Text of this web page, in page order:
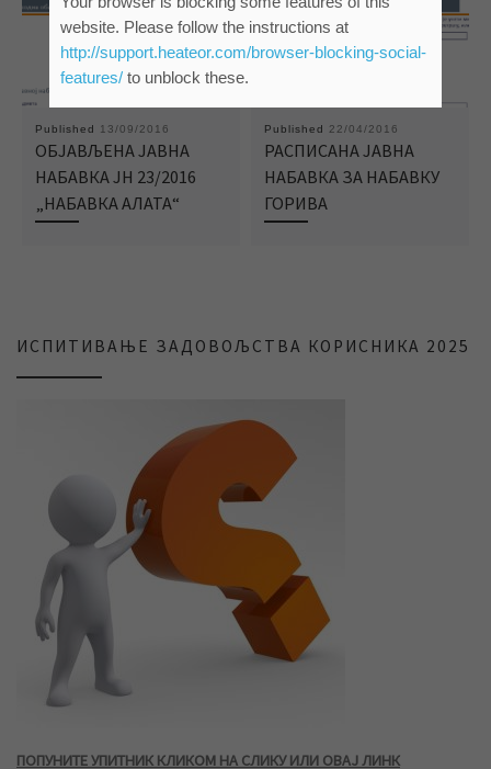
Published 13/09/2016
ОБЈАВЉЕНА ЈАВНА
НАБАВКА ЈН 23/2016
„НАБАВКА АЛАТА“
Published 22/04/2016
РАСПИСАНА ЈАВНА
НАБАВКА ЗА НАБАВКУ
ГОРИВА
ИСПИТИВАЊЕ ЗАДОВОЉСТВА КОРИСНИКА 2025
ПОПУНИТЕ УПИТНИК КЛИКОМ НА СЛИКУ ИЛИ ОВАЈ ЛИНК
website. Please follow the instructions at
http://support.heateor.com/browser-blocking-social-
features/to unblock these.